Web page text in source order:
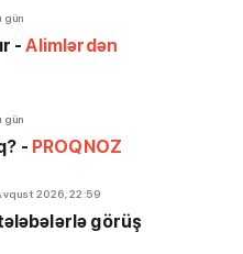
gün
-Alimlərdən
gün
- PROQNOZ
2026, 22:59
görüş